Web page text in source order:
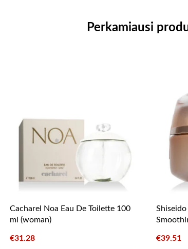
Perkamiausi
Cacharel Noa Eau De Toilette 100
ml (woman)
€31.28 €39.51